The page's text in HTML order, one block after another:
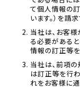
て個人情報の訂
います。）を請
当社は、お客
る必要がある
情報の訂正等を
当社は、前項
は訂正等を行
れをお客様に通